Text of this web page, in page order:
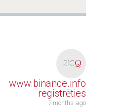
www.binance.info
registrēties
7 months ago